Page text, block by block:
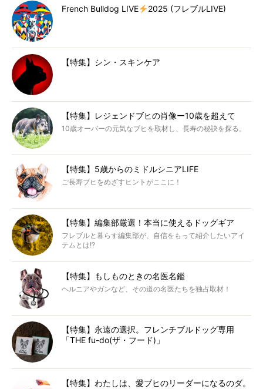
French Bulldog LIVE 2025 (フレブルLIVE)
【特集】シン・スキンケア
【特集】レジェンドブヒの肖像ー10歳を超えて
10歳オーバーの元気なブヒを取材し、長寿の秘訣を探る。
【特集】5歳からのミドルシニアLIFE
ご長寿ブヒをめざすヒントがここに！
【特集】編集部厳選！本当に使えるドッグギア
フレブルと暮らす編集部が、自信をもって紹介したいアイ
テムとは!?
【特集】もしものときの名医名鑑
ヘルニアやガンなど、その道の名医たちを独占取材！
【特集】永遠の選択。フレンチブルドッグ専用
「THE fu-do(ザ・フード)」
【特集】わたしは、愛ブヒのリーダーになるのダ。